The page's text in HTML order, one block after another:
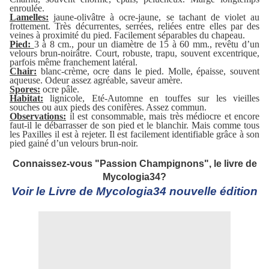
enroulée.
Lamelles: jaune-olivâtre à ocre-jaune, se tachant de violet au
frottement. Très décurrentes, serrées, reliées entre elles par des
veines à proximité du pied. Facilement séparables du chapeau.
Pied: 3 à 8 cm., pour un diamètre de 15 à 60 mm., revêtu d’un
velours brun-noirâtre. Court, robuste, trapu, souvent excentrique,
parfois même franchement latéral.
Chair: blanc-crème, ocre dans le pied. Molle, épaisse, souvent
aqueuse. Odeur assez agréable, saveur amère.
Spores: ocre pâle.
Habitat: lignicole, Eté-Automne en touffes sur les vieilles
souches ou aux pieds des conifères. Assez commun.
Observations: il est consommable, mais très médiocre et encore
faut-il le débarrasser de son pied et le blanchir. Mais comme tous
les Paxilles il est à rejeter. Il est facilement identifiable grâce à son
pied gainé d’un velours brun-noir.
Connaissez-vous "Passion Champignons", le livre de
Mycologia34?
Voir le Livre de Mycologia34 nouvelle édition